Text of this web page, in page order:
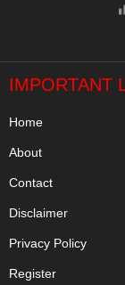
IMPORTANT
Home
About
Contact
Disclaimer
Privacy Policy
Register